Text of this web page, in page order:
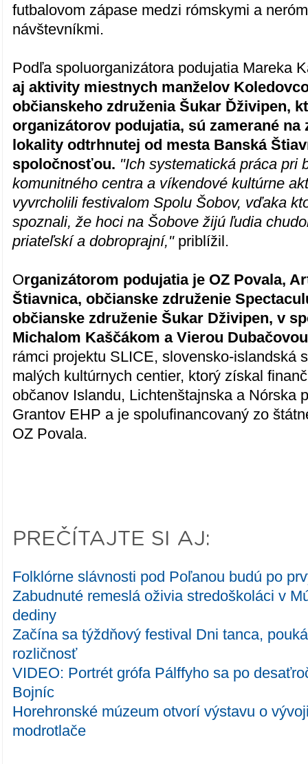
futbalovom zápase medzi rómskymi a
návštevníkmi.
Podľa spoluorganizátora podujatia Mareka
aj aktivity miestnych manželov
občianskeho združenia Šukar Ďživipen,
organizátorov podujatia, sú zamerané na
lokality odtrhnutej od mesta Banská
spoločnosťou. "Ich systematická práca pri
komunitného centra a víkendové kultúrne
vyvrcholili festivalom Spolu Šobov, vďaka
spoznali, že hoci na Šobove žijú ľudia
priateľskí a dobroprajní,"priblížil.
Organizátorom podujatia je OZ Povala,
Štiavnica, občianske združenie
občianske združenie Šukar Dživipen, v
Michalom Kaščákom a Vierou
rámci projektu SLICE, slovensko-islandská
malých kultúrnych centier, ktorý získal
občanov Islandu, Lichtenštajnska a Nórska
Grantov EHP a je spolufinancovaný zo
OZ Povala.
PREČÍTAJTE SI AJ:
Folklórne slávnosti pod Poľanou budú po
Zabudnuté remeslá oživia stredoškoláci v
dediny
Začína sa týždňový festival Dni tanca,
rozličnosť
VIDEO: Portrét grófa Pálffyho sa po
Bojníc
Horehronské múzeum otvorí výstavu o
modrotlače